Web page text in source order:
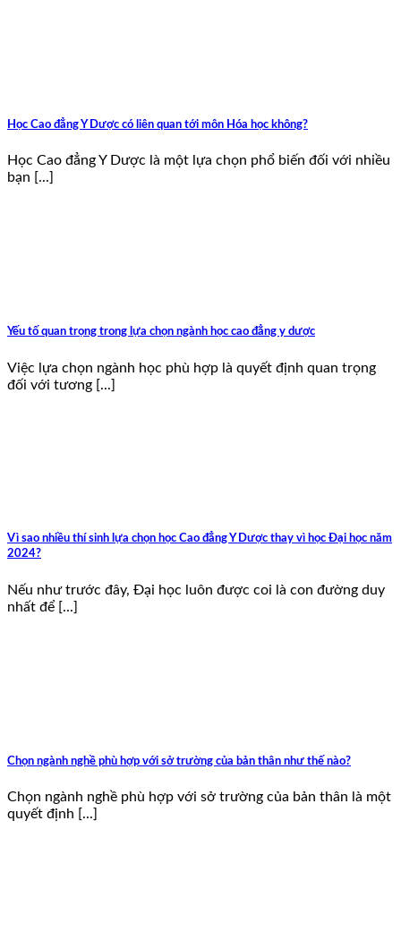
Học Cao đẳng Y Dược có liên quan tới môn Hóa học không?
Học Cao đẳng Y Dược là một lựa chọn phổ biến đối với nhiều
bạn [...]
Yếu tố quan trọng trong lựa chọn ngành học cao đẳng y dược
Việc lựa chọn ngành học phù hợp là quyết định quan trọng
đối với tương [...]
Vì sao nhiều thí sinh lựa chọn học Cao đẳng Y Dược thay vì học Đại học năm
2024?
Nếu như trước đây, Đại học luôn được coi là con đường duy
nhất để [...]
Chọn ngành nghề phù hợp với sở trường của bản thân như thế nào?
Chọn ngành nghề phù hợp với sở trường của bản thân là một
quyết định [...]